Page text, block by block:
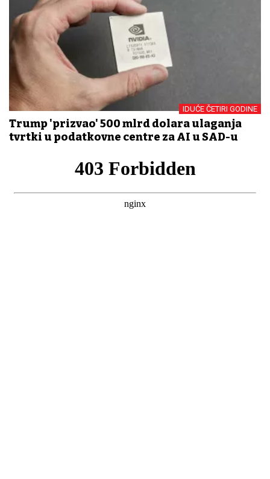
IDUĆE ČETIRI GODINE
Trump 'prizvao' 500 mlrd dolara ulaganja
tvrtki u podatkovne centre za AI u SAD-u